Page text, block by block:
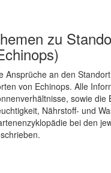
zu
Ansprüche an den
von Echinops. Alle
sowie die
Nährstoff- und
bei den